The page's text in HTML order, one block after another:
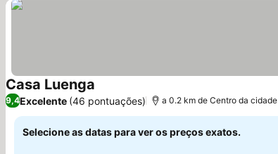
Casa Luenga
9,4Excelente (46 pontuações) a 0.2 km de Centro da cidade
Selecione as datas para ver os preços exatos.